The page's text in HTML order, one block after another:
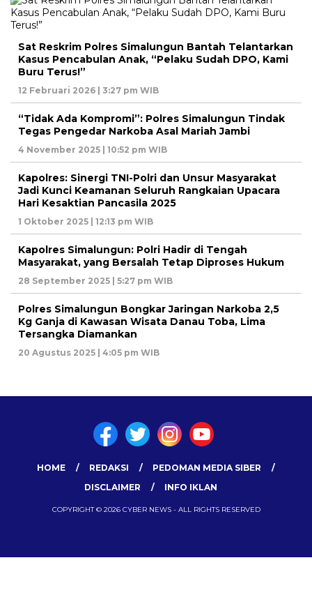
Sat Reskrim Polres Simalungun Bantah Telantarkan
Kasus Pencabulan Anak, “Pelaku Sudah DPO, Kami
Buru Terus!”
12 Februari 2026 | 3:27 pm WIB
“Tidak Ada Kompromi”: Polres Simalungun Tindak
Tegas Pengedar Narkoba Asal Mariah Jambi
4 November 2025 | 10:52 pm WIB
Kapolres: Sinergi TNI-Polri dan Unsur Masyarakat
Jadi Kunci Keamanan Seluruh Rangkaian Upacara
Hari Kesaktian Pancasila 2025
1 Oktober 2025 | 12:13 pm WIB
Kapolres Simalungun: Polri Hadir di Tengah
Masyarakat, yang Bersalah Tetap Diproses Hukum
28 September 2025 | 5:27 pm WIB
Polres Simalungun Bongkar Jaringan Narkoba 2,5
Kg Ganja di Kawasan Wisata Danau Toba, Lima
Tersangka Diamankan
20 Agustus 2025 | 4:05 pm WIB
HOME REDAKSI
PEDOMAN MEDIA SIBER
DISCLAIMER
INFO IKLAN
COPYRIGHT © 2026 CYBER NEWS - ALL RIGHTS RESERVED